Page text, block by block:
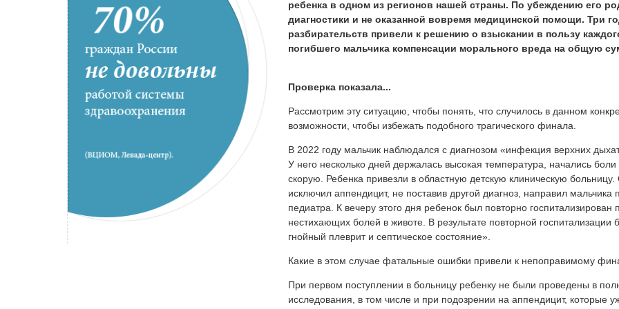
ребенка в одном из регионов нашей страны. По убеждению его
диагностики и не оказанной вовремя медицинской помощи. Три
разбирательств привели к решению о взыскании в пользу
погибшего мальчика компенсации морального вреда на общую
Проверка показала...
Рассмотрим эту ситуацию, чтобы понять, что случилось в данном
возможности, чтобы избежать подобного трагического финала.
В 2022 году мальчик наблюдался с диагнозом «инфекция верхних
У него несколько дней держалась высокая температура, начались
скорую. Ребенка привезли в областную детскую клиническую
исключил аппендицит, не поставив другой диагноз, направил мальчика
педиатра. К вечеру этого дня ребенок был повторно
нестихающих болей в животе. В результате повторной
гнойный плеврит и септическое состояние».
Какие в этом случае фатальные ошибки привели к непоправимому
При первом поступлении в больницу ребенку не были проведены в
исследования, в том числе и при подозрении на аппендицит, которые